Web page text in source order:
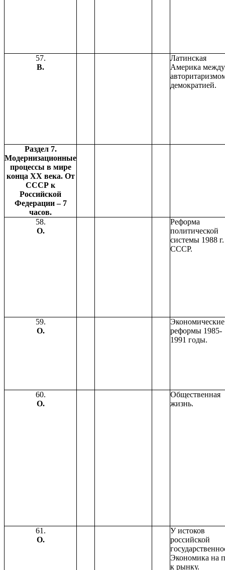
57.
В.
Латинская
Америка между
демократией.
Раздел 7.
Модернизационные
процессы в мире
конца ХХ века. От
СССР к
Российской
Федерации – 7
часов.
58.
О.
Реформа
политической
системы 1988
СССР.
59.
О.
Экономические
реформы 1985-
1991 годы.
60.
О.
Общественная
жизнь.
61.
О.
У истоков
российской
Экономика на
к рынку.